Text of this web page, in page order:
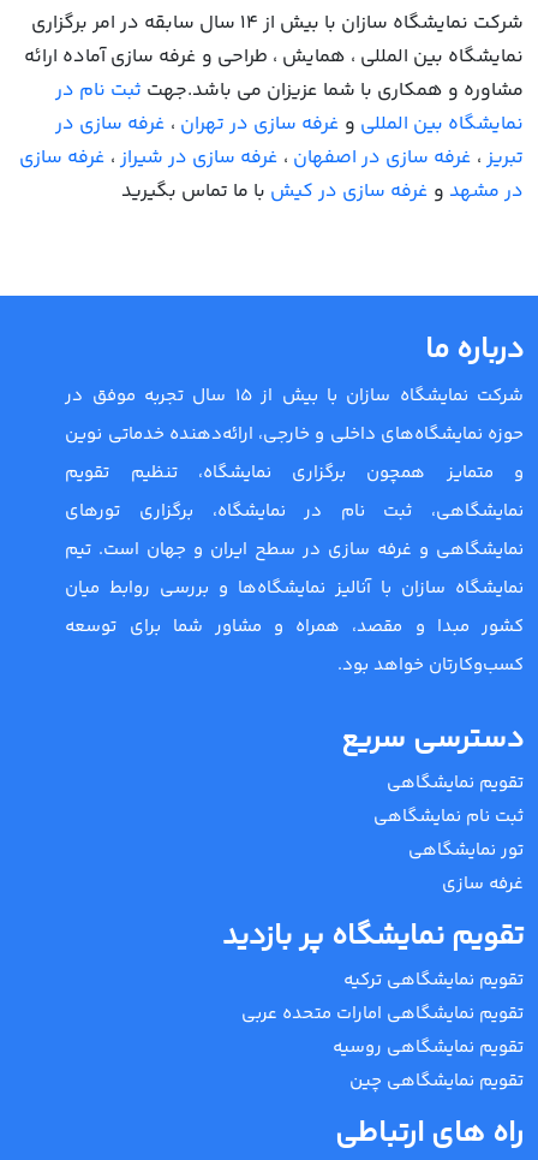
شرکت نمایشگاه سازان با بیش از 14 سال سابقه در امر برگزاری
نمایشگاه بین المللی ، همایش ، طراحی و غرفه سازی آماده ارائه
مشاوره و همکاری با شما عزیزان می باشد.جهت ثبت نام در
نمایشگاه بین المللی و غرفه سازی در تهران ، غرفه سازی در
تبریز، غرفه سازی در اصفهان ، غرفه سازی در شیراز، غرفه سازی
در مشهد و غرفه سازی در کیش با ما تماس بگیرید
درباره ما
شرکت نمایشگاه سازان با بیش از 15 سال تجربه موفق در
حوزه نمایشگاه‌های داخلی و خارجی، ارائه‌دهنده خدماتی نوین
و متمایز همچون برگزاری نمایشگاه، تنظیم تقویم
نمایشگاهی، ثبت نام در نمایشگاه، برگزاری تورهای
نمایشگاهی و غرفه سازی در سطح ایران و جهان است. تیم
نمایشگاه سازان با آنالیز نمایشگاه‌ها و بررسی روابط میان
کشور مبدا و مقصد، همراه و مشاور شما برای توسعه
کسب‌وکارتان خواهد بود.
دسترسی سریع
تقویم نمایشگاهی
ثبت نام نمایشگاهی
تور نمایشگاهی
غرفه سازی
تقویم نمایشگاه پر بازدید
تقویم نمایشگاهی ترکیه
تقویم نمایشگاهی امارات متحده عربی
تقویم نمایشگاهی روسیه
تقویم نمایشگاهی چین
راه های ارتباطی